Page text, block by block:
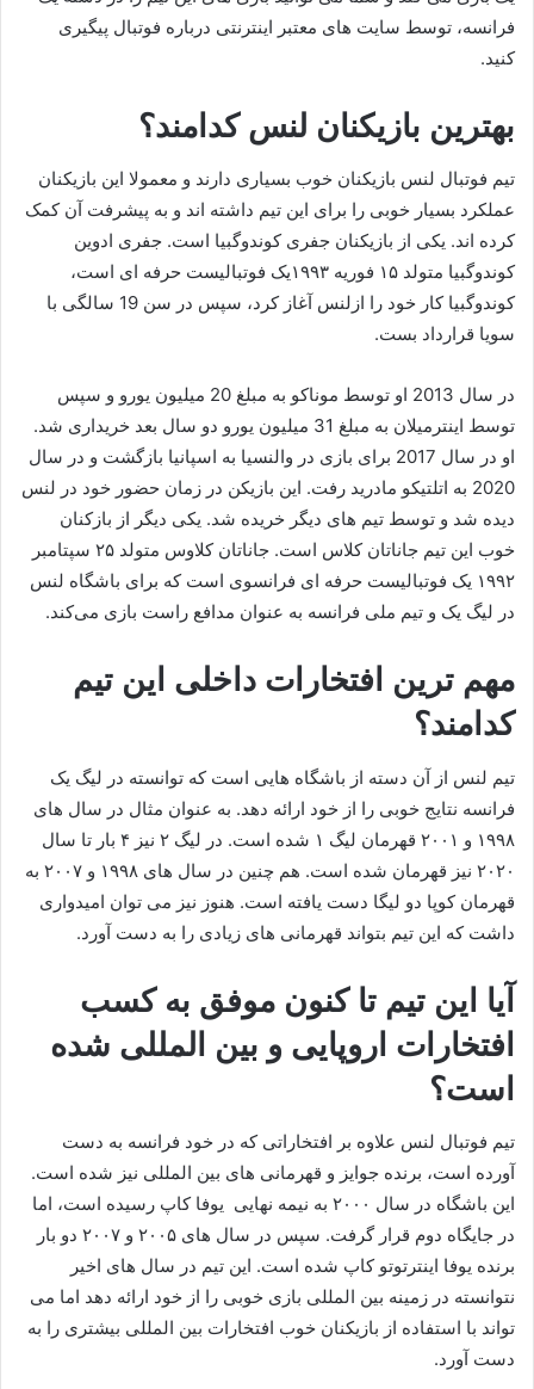
فرانسه، توسط سایت های معتبر اینترنتی درباره فوتبال پیگیری
کنید.
بهترین بازیکنان لنس کدامند؟
تیم فوتبال لنس بازیکنان خوب بسیاری دارند و معمولا این بازیکنان
عملکرد بسیار خوبی را برای این تیم داشته اند و به پیشرفت آن کمک
کرده اند. یکی از بازیکنان جفری کوندوگبیا است. جفری ادوین
کوندوگبیا متولد ۱۵ فوریه ۱۹۹۳یک فوتبالیست حرفه‌ ای است،
کوندوگبیا کار خود را ازلنس آغاز کرد، سپس در سن 19 سالگی با
سویا قرارداد بست.
در سال 2013 او توسط موناکو به مبلغ 20 میلیون یورو و سپس
توسط اینترمیلان به مبلغ 31 میلیون یورو دو سال بعد خریداری شد.
او در سال 2017 برای بازی در والنسیا به اسپانیا بازگشت و در سال
2020 به اتلتیکو مادرید رفت. این بازیکن در زمان حضور خود در لنس
دیده شد و توسط تیم های دیگر خریده شد. یکی دیگر از بازکنان
خوب این تیم جاناتان کلاس است. جاناتان کلاوس متولد ۲۵ سپتامبر
۱۹۹۲ یک فوتبالیست حرفه‌ ای فرانسوی است که برای باشگاه لنس
در لیگ یک و تیم ملی فرانسه به عنوان مدافع راست بازی می‌کند.
مهم ترین افتخارات داخلی این تیم
کدامند؟
تیم لنس از آن دسته از باشگاه هایی است که توانسته در لیگ یک
فرانسه نتایج خوبی را از خود ارائه دهد. به عنوان مثال در سال های
۱۹۹۸ و ۲۰۰۱ قهرمان لیگ ۱ شده است. در لیگ ۲ نیز ۴ بار تا سال
۲۰۲۰ نیز قهرمان شده است. هم چنین در سال های ۱۹۹۸ و ۲۰۰۷ به
قهرمان کوپا دو لیگا دست یافته است. هنوز نیز می توان امیدواری
داشت که این تیم بتواند قهرمانی های زیادی را به دست آورد.
آیا این تیم تا کنون موفق به کسب
افتخارات اروپایی و بین المللی شده
است؟
تیم فوتبال لنس علاوه بر افتخاراتی که در خود فرانسه به دست
آورده است، برنده جوایز و قهرمانی های بین المللی نیز شده است.
این باشگاه در سال ۲۰۰۰ به نیمه نهایی یوفا کاپ رسیده است، اما
در جایگاه دوم قرار گرفت. سپس در سال های ۲۰۰۵ و ۲۰۰۷ دو بار
برنده یوفا اینترتوتو کاپ شده است. این تیم در سال های اخیر
نتوانسته در زمینه بین المللی بازی خوبی را از خود ارائه دهد اما می‌
تواند با استفاده از بازیکنان خوب افتخارات بین المللی بیشتری را به
دست آورد.